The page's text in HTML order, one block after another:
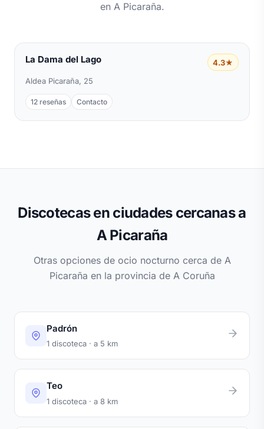
en A Picaraña.
La Dama del Lago
4.3★
Aldea Picaraña, 25
12 reseñas Contacto
Discotecas en ciudades cercanas a
A Picaraña
Otras opciones de ocio nocturno cerca de A
Picaraña en la provincia de A Coruña
Padrón
1 discoteca · a 5 km
Teo
1 discoteca · a 8 km